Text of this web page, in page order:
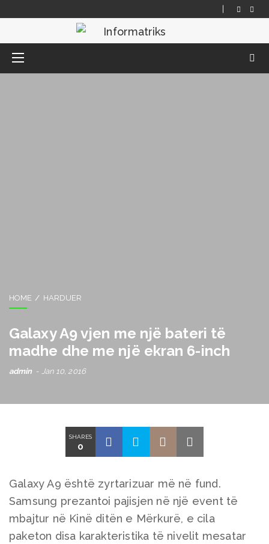
HOME HARDUER
Galaxy A9 vjen me një bateri të
madhe dhe me një ekran 6-inch
admin Jan 10, 2016
SHARES
0
Galaxy A9 është zyrtarizuar më në fund.
Samsung prezantoi pajisjen në një event të
mbajtur në Kinë ditën e Mërkurë, e cila
paketon disa karakteristika të nivelit mesatar